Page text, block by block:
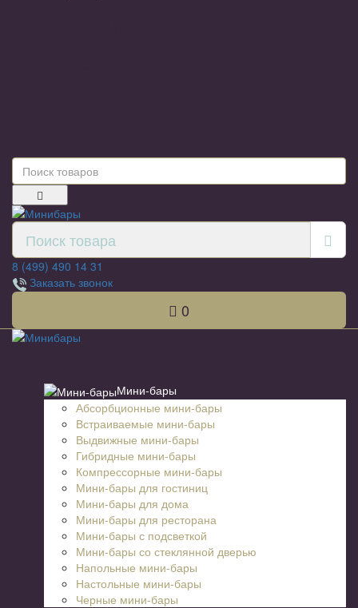
8 (499) 490 14 31
Заказать звонок
0
Мини-бары
Абсорбционные мини-бары
Встраиваемые мини-бары
Выдвижные мини-бары
Гибридные мини-бары
Компрессорные мини-бары
Мини-бары для гостиниц
Мини-бары для дома
Мини-бары для ресторана
Мини-бары с подсветкой
Мини-бары со стеклянной дверью
Напольные мини-бары
Настольные мини-бары
Черные мини-бары